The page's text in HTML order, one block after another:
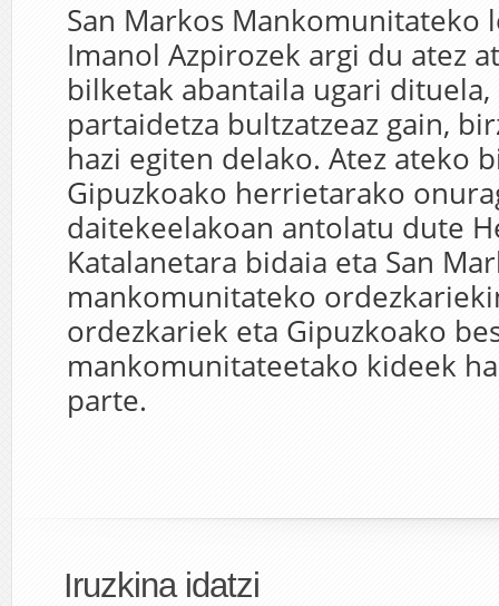
San Markos Mankomunitateko
Imanol Azpirozek argi du atez
bilketak abantaila ugari
partaidetza bultzatzeaz gain,
hazi egiten delako. Atez ateko
Gipuzkoako herrietarako
daitekeelakoan antolatu dute
Katalanetara bidaia eta San
mankomunitateko
ordezkariek eta Gipuzkoako
mankomunitateetako kideek
parte.
Iruzkina idatzi